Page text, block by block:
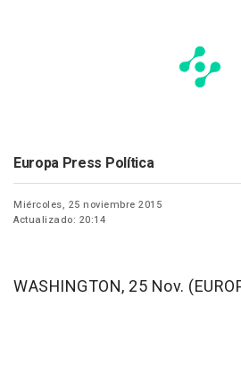
Europa Press Política
Miércoles, 25 noviembre 2015
Actualizado: 20:14
WASHINGTON, 25 Nov.